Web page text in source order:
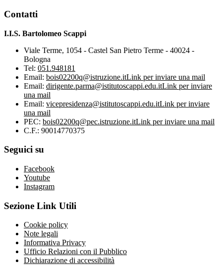
Contatti
I.I.S. Bartolomeo Scappi
Viale Terme, 1054 - Castel San Pietro Terme - 40024 -
Bologna
Tel: 051.948181
Email: bois02200q@istruzione.itLink per inviare una mail
Email: dirigente.parma@istitutoscappi.edu.itLink per inviare
una mail
Email: vicepresidenza@istitutoscappi.edu.itLink per inviare
una mail
PEC: bois02200q@pec.istruzione.itLink per inviare una mail
C.F.: 90014770375
Seguici su
Facebook
Youtube
Instagram
Sezione Link Utili
Cookie policy
Note legali
Informativa Privacy
Ufficio Relazioni con il Pubblico
Dichiarazione di accessibilità